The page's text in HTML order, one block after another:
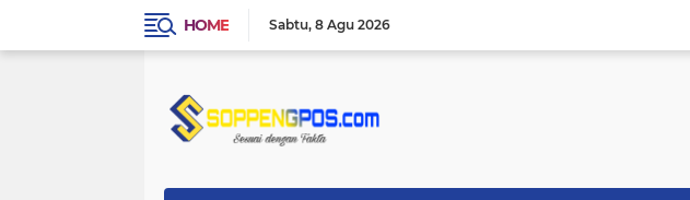
HOME Sabtu 8 Agu 2026